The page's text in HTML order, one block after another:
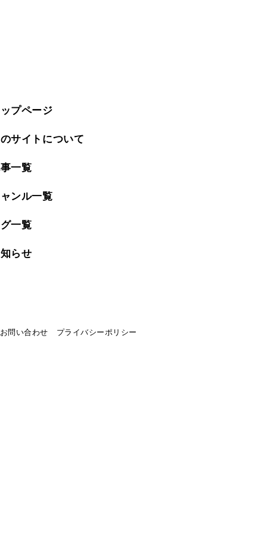
プページ
サイトについて
一覧
ンル一覧
一覧
らせ
お問い合わせ プライバシーポリシー